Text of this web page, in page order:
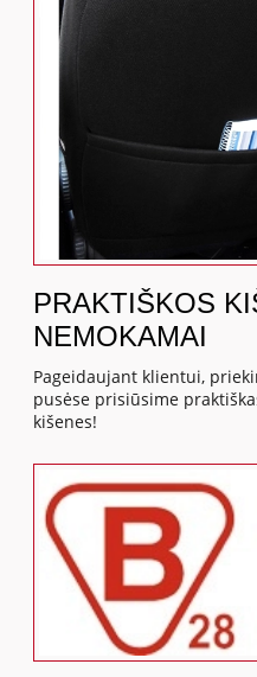
PRAKTIŠKOS
NEMOKAMAI
Pageidaujant klientui,
pusėse prisiūsime
kišenes!